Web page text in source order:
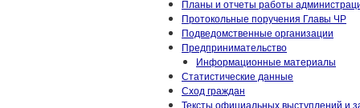
Планы и отчеты работы
Протокольные поручения Главы ЧР
Подведомственные организации
Предпринимательство
Информационные материалы
Статистические данные
Сход граждан
Тексты официальных выступлений и